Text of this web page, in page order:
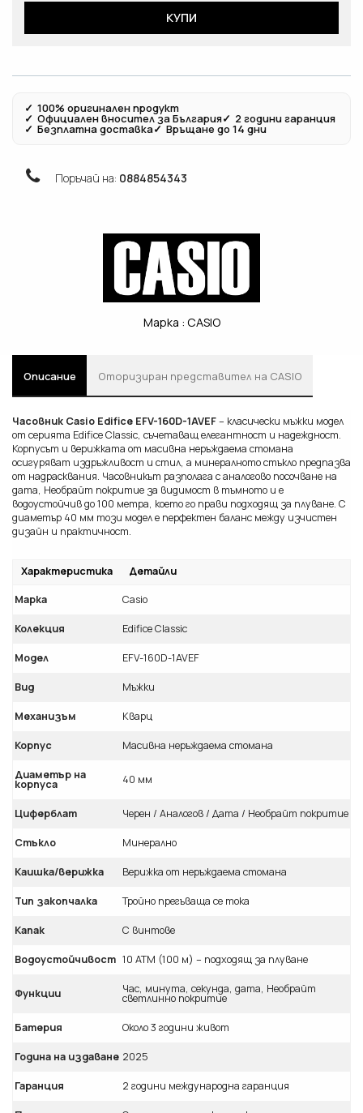
КУПИ
✓ 100% оригинален продукт
✓ Официален вносител за България✓ 2 години гаранция
✓ Безплатна доставка✓ Връщане до 14 дни
Поръчай на: 0884854343
Марка : CASIO
Описание Oторизиран представител на CASIO
Часовник Casio Edifice EFV-160D-1AVEF– класически мъжки модел
от серията Edifice Classic, съчетаващ елегантност и надеждност.
Корпусът и верижката от масивна неръждаема стомана
осигуряват издръжливост и стил, а минералното стъкло предпазва
от надрасквания. Часовникът разполага с аналогово посочване на
дата, Необрайт покритие за видимост в тъмното и е
водоустойчив до 100 метра, което го прави подходящ за плуване. С
диаметър 40 мм този модел е перфектен баланс между изчистен
дизайн и практичност.
Характеристика Детайли
Марка Casio
Колекция Edifice Classic
Модел EFV-160D-1AVEF
Вид Мъжки
Механизъм Кварц
Корпус Масивна неръждаема стомана
Диаметър на
корпуса 40 мм
Циферблат Черен / Аналогов / Дата / Необрайт покритие
Стъкло Минерално
Каишка/верижка Верижка от неръждаема стомана
Тип закопчалка Тройно прегъваща се тока
Капак С винтове
Водоустойчивост 10 ATM (100 м) – подходящ за плуване
Функции Час, минута, секунда, дата, Необрайт
светлинно покритие
Батерия Около 3 години живот
Година на издаване 2025
Гаранция 2 години международна гаранция